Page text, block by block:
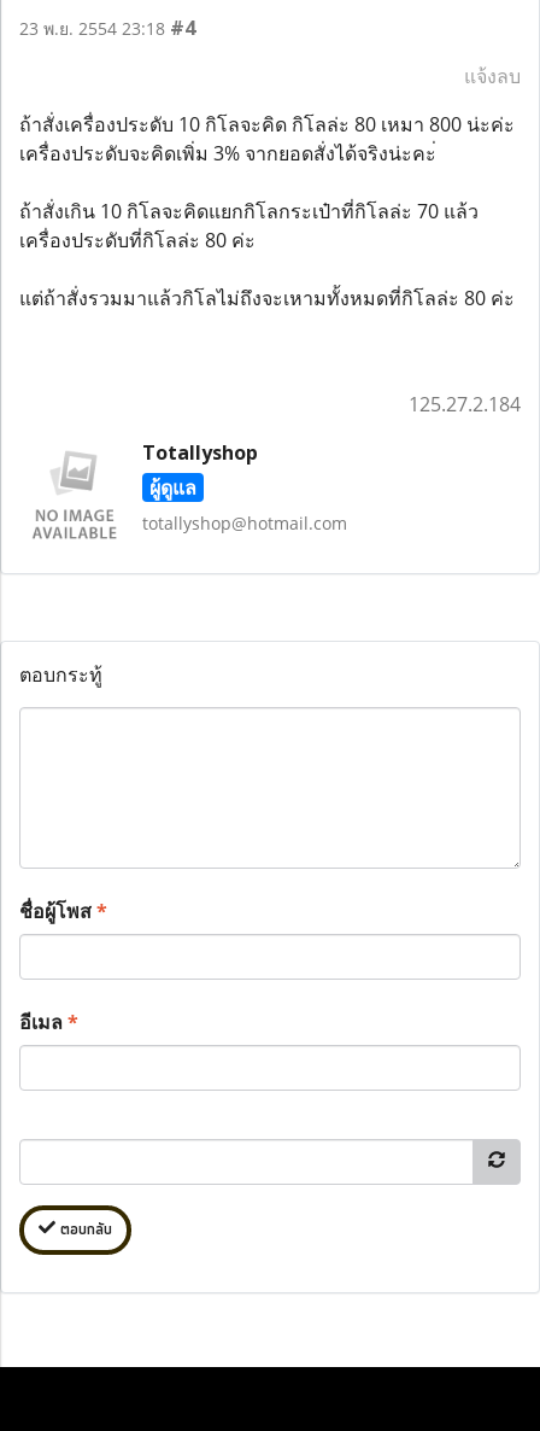
23 พ.ย. 2554 23:18 #4
แจ้งลบ
ถ้าสั่งเครื่องประดับ 10 กิโลจะคิด กิโลล่ะ 80 เหมา 800 น่ะค่ะ
เครื่องประดับจะคิดเพิ่ม 3% จากยอดสั่งได้จริงน่ะคะ่
ถ้าสั่งเกิน 10 กิโลจะคิดแยกกิโลกระเป๋าที่กิโลล่ะ 70 แล้ว
เครื่องประดับที่กิโลล่ะ 80 ค่ะ
แต่ถ้าสั่งรวมมาแล้วกิโลไม่ถึงจะเหามทั้งหมดที่กิโลล่ะ 80 ค่ะ
125.27.2.184
Totallyshop
ผู้ดูแล
totallyshop@hotmail.com
ตอบกระทู้
ชื่อผู้โพส*
อีเมล*
ตอบกลับ